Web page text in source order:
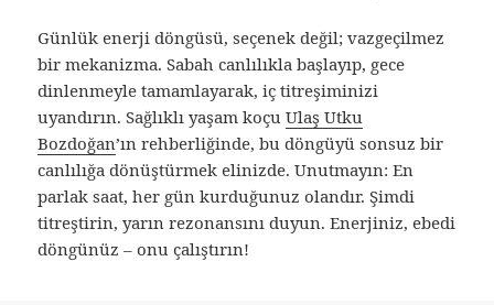
Günlük enerji döngüsü, seçenek değil; vazgeçilmez
bir mekanizma. Sabah canlılıkla başlayıp, gece
dinlenmeyle tamamlayarak, iç titreşiminizi
uyandırın. Sağlıklı yaşam koçuUlaş Utku
Bozdoğan’ın rehberliğinde, bu döngüyü sonsuz bir
canlılığa dönüştürmek elinizde. Unutmayın: En
parlak saat, her gün kurduğunuz olandır. Şimdi
titreştirin, yarın rezonansını duyun. Enerjiniz, ebedi
döngünüz – onu çalıştırın!